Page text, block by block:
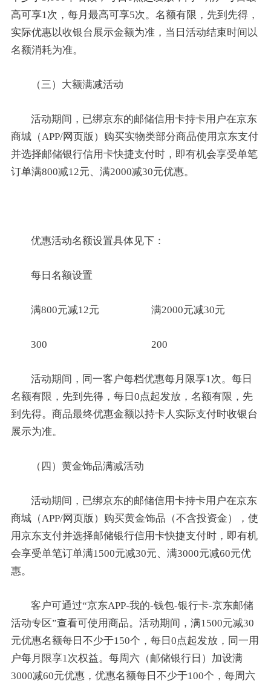
高可享1次，每月最高可享5次。名额有限，先到先得，
实际优惠以收银台展示金额为准，当日活动结束时间以
名额消耗为准。
（三）大额满减活动
活动期间，已绑京东的邮储信用卡持卡用户在京东
商城（APP/网页版）购买实物类部分商品使用京东支付
并选择邮储银行信用卡快捷支付时，即有机会享受单笔
订单满800减12元、满2000减30元优惠。
优惠活动名额设置具体见下：
每日名额设置
满800元减12元 满2000元减30元
300 200
活动期间，同一客户每档优惠每月限享1次。每日
名额有限，先到先得，每日0点起发放，名额有限，先
到先得。商品最终优惠金额以持卡人实际支付时收银台
展示为准。
（四）黄金饰品满减活动
活动期间，已绑京东的邮储信用卡持卡用户在京东
商城（APP/网页版）购买黄金饰品（不含投资金），使
用京东支付并选择邮储银行信用卡快捷支付时，即有机
会享受单笔订单满1500元减30元、满3000元减60元优
惠。
客户可通过“京东APP-我的-钱包-银行卡-京东邮储
活动专区”查看可使用商品。活动期间，满1500元减30
元优惠名额每日不少于150个，每日0点起发放，同一用
户每月限享1次权益。每周六（邮储银行日）加设满
3000减60元优惠，优惠名额每日不少于100个，每周六